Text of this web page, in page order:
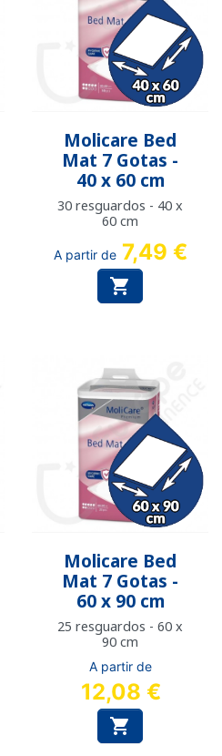
Molicare Bed
Mat 7 Gotas -
40 x 60 cm
30 resguardos - 40 x
60 cm
A partir de 7,49 €

Molicare Bed
Mat 7 Gotas -
60 x 90 cm
25 resguardos - 60 x
90 cm
A partir de
12,08 €
